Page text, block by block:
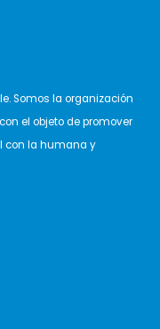
Somos la organización
el objeto de promover
con la humana y